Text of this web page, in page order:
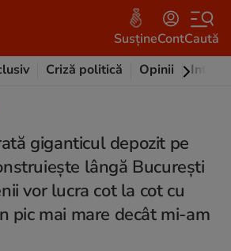
SusțineContCaută
Criză politică Opinii
giganticul depozit pe
lângă București
vor lucra cot la cot cu
pic mai mare decât mi-am